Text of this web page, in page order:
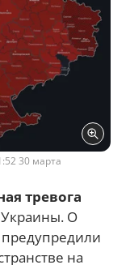
30 марта
тревога
Украины. О
предупредили
на